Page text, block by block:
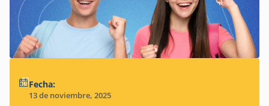
Fecha:
13 de noviembre, 2025